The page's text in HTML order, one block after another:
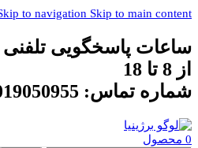
to navigation Skip to main content
ساعات پاسخگویی تلفنی
از 8 تا 18
شماره تماس: 09019050955 - 09129334467
0 محصول